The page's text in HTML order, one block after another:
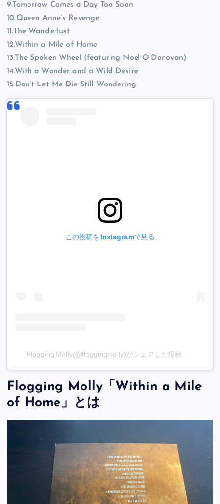
9.Tomorrow Comes a Day Too Soon
10.Queen Anne’s Revenge
11.The Wanderlust
12.Within a Mile of Home
13.The Spoken Wheel (featuring Noel O’Donovan)
14.With a Wonder and a Wild Desire
15.Don’t Let Me Die Still Wondering
この投稿をInstagramで見る
Flogging Molly(@floggingmolly)がシェアした投稿
Flogging Molly「Within a Mile
of Home」とは